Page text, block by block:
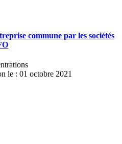
commune par les sociétés
le : 01 octobre 2021